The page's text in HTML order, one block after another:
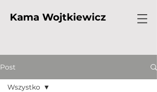
Kama Wojtkiewicz
Post
Wszystko